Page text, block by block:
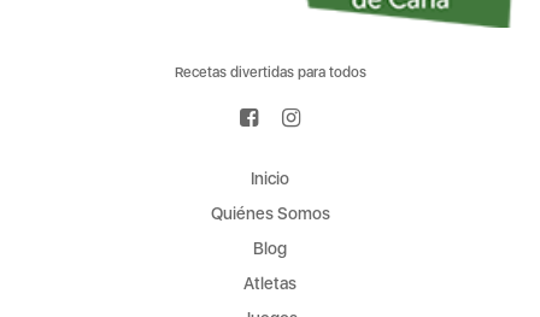
Recetas divertidas para todos
Inicio
Quiénes Somos
Blog
Atletas